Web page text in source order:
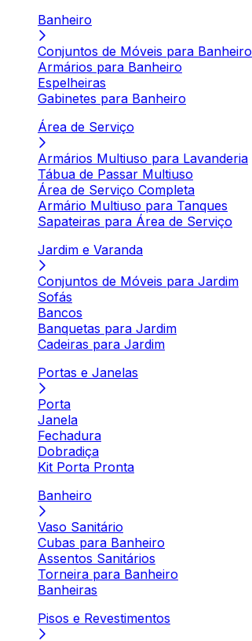
Banheiro
Conjuntos de Móveis para Banheiro
Armários para Banheiro
Espelheiras
Gabinetes para Banheiro
Área de Serviço
Armários Multiuso para Lavanderia
Tábua de Passar Multiuso
Área de Serviço Completa
Armário Multiuso para Tanques
Sapateiras para Área de Serviço
Jardim e Varanda
Conjuntos de Móveis para Jardim
Sofás
Bancos
Banquetas para Jardim
Cadeiras para Jardim
Portas e Janelas
Porta
Janela
Fechadura
Dobradiça
Kit Porta Pronta
Banheiro
Vaso Sanitário
Cubas para Banheiro
Assentos Sanitários
Torneira para Banheiro
Banheiras
Pisos e Revestimentos